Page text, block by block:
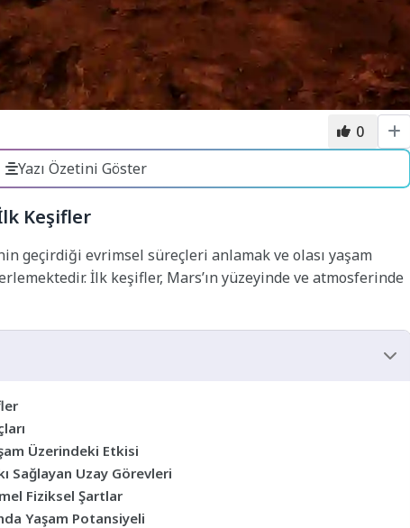
0
Yazı Özetini Göster
Keşifler
geçirdiği evrimsel süreçleri anlamak ve olası yaşam
İlk keşifler, Mars’ın yüzeyinde ve atmosferinde
Üzerindeki Etkisi
Sağlayan Uzay Görevleri
Fiziksel Şartlar
Yaşam Potansiyeli